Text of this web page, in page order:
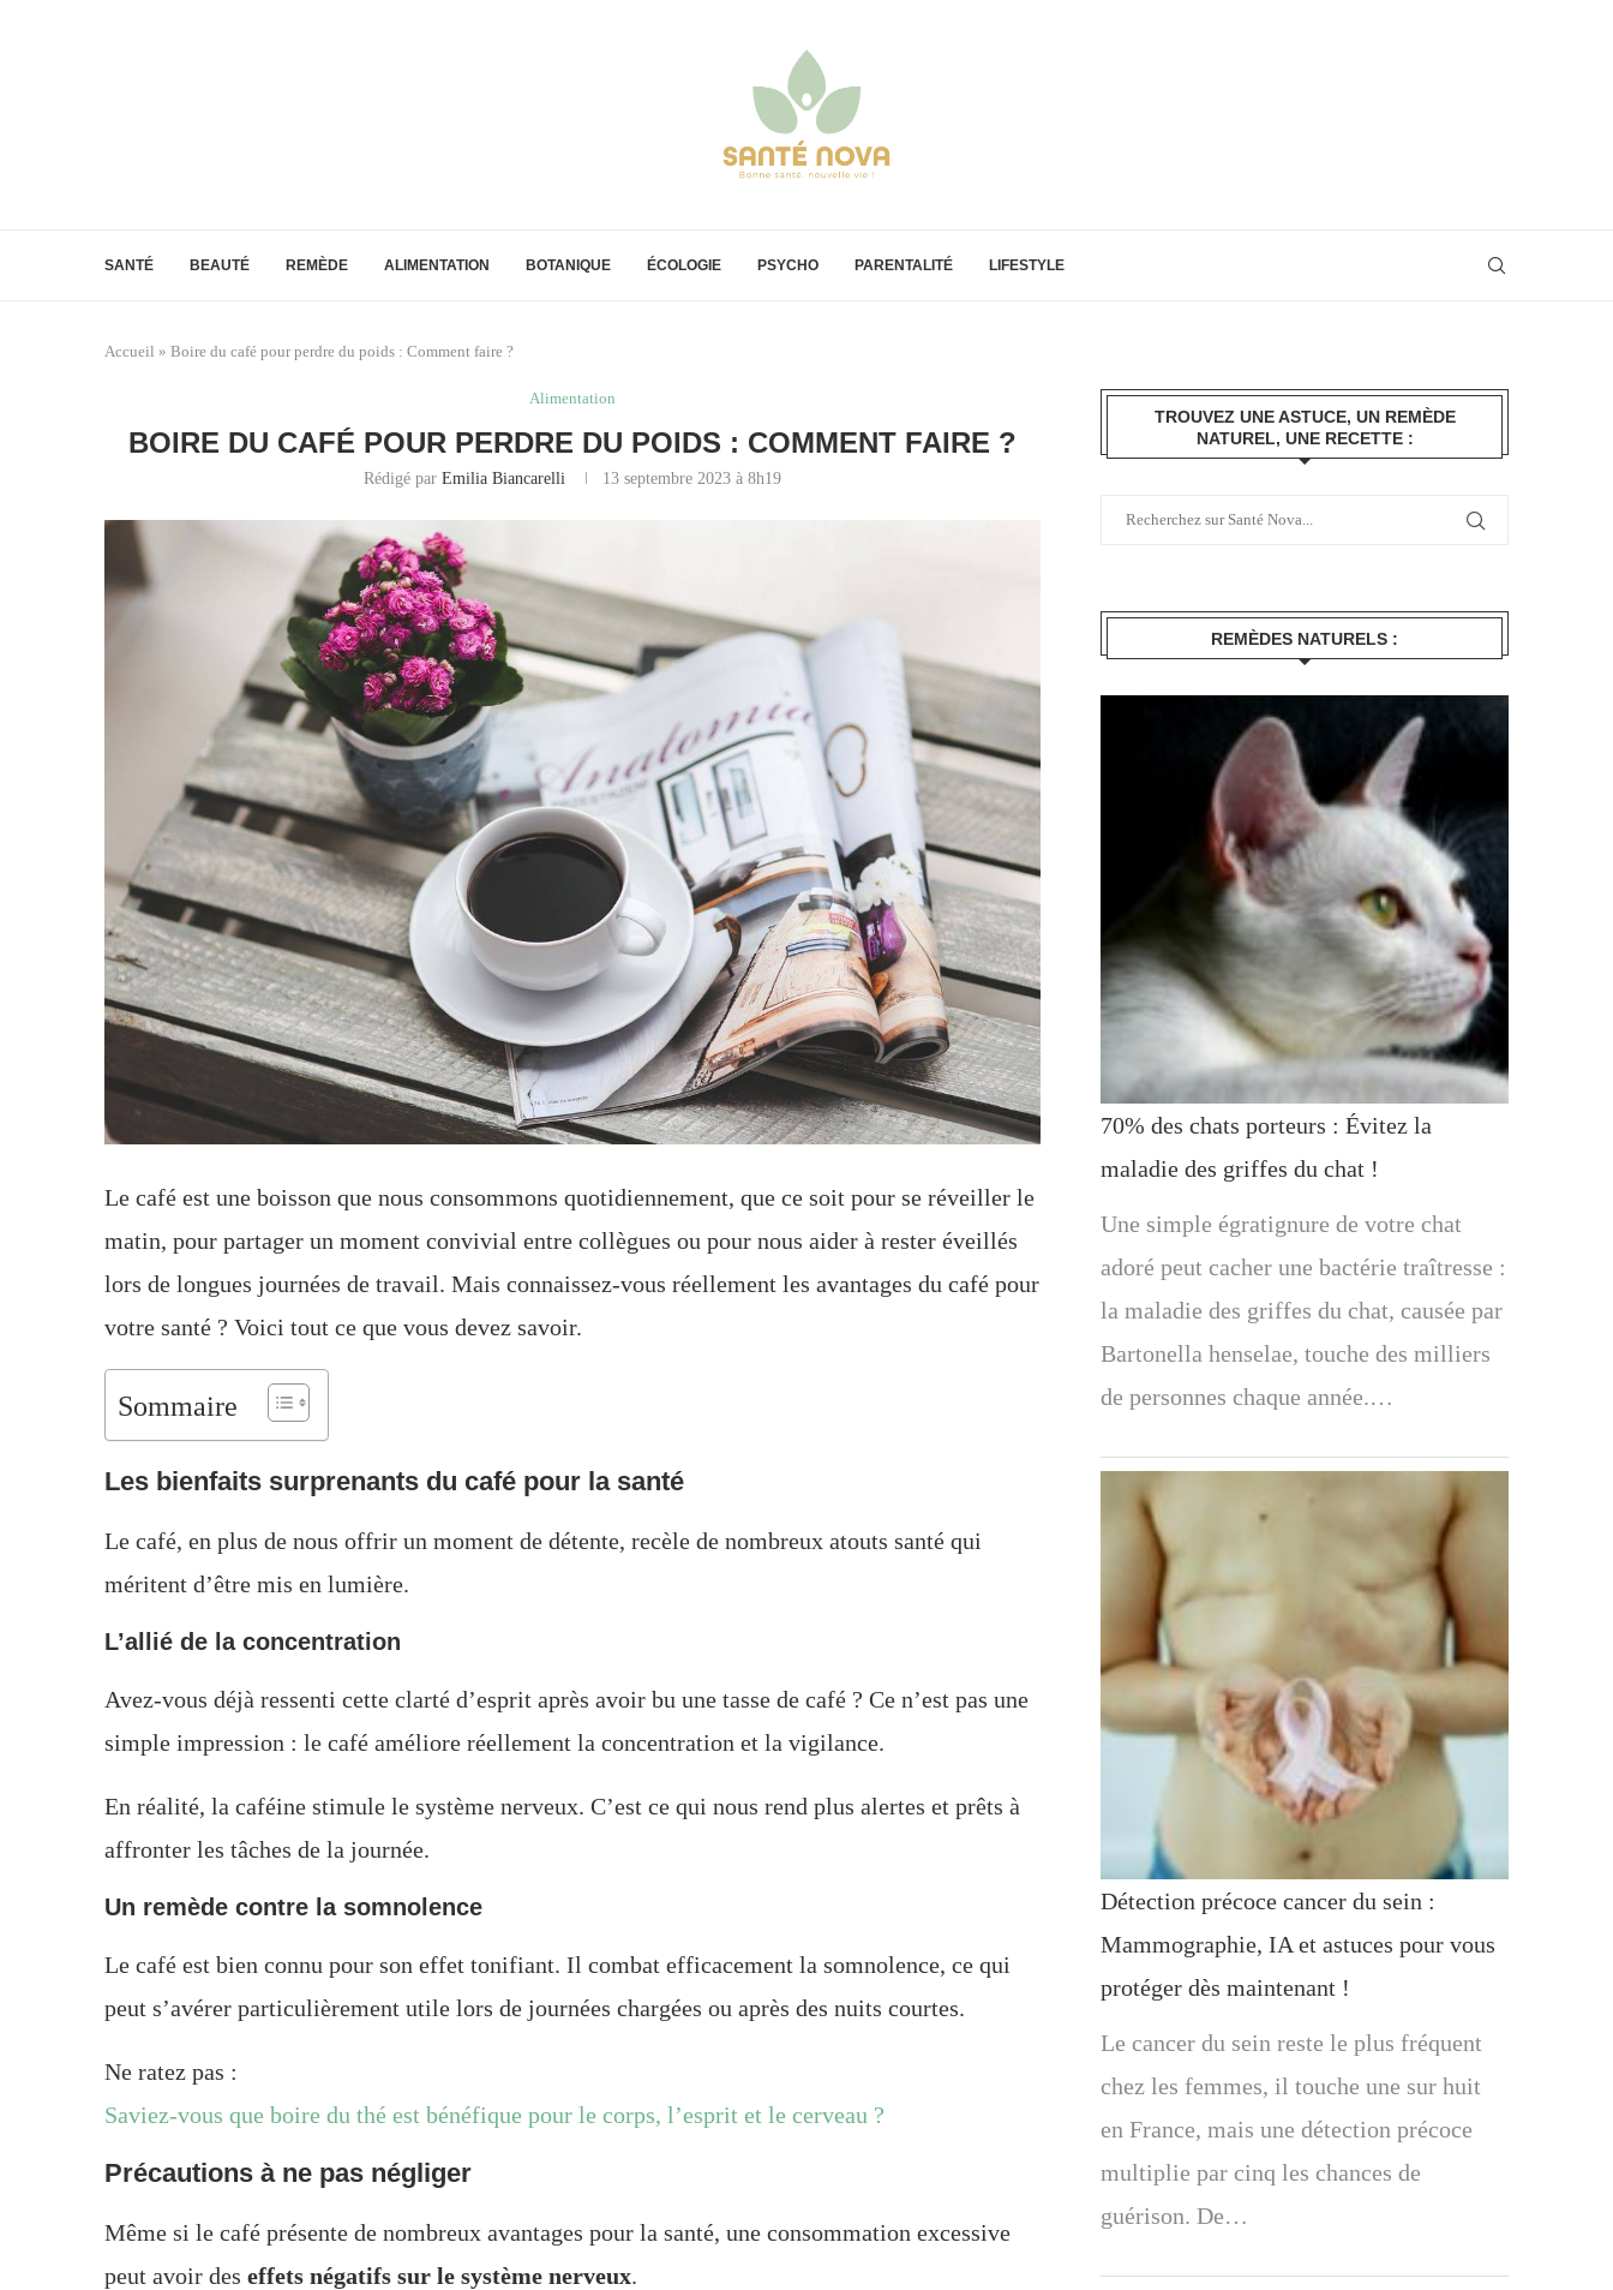
SANTÉ BEAUTÉ REMÈDE ALIMENTATION BOTANIQUE ÉCOLOGIE PSYCHO PARENTALITÉ LIFESTYLE
Accueil » Boire du café pour perdre du poids : Comment faire ?
Alimentation
BOIRE DU CAFÉ POUR PERDRE DU POIDS : COMMENT FAIRE ?
Rédigé par Emilia Biancarelli 13 septembre 2023 à 8h19
Le café est une boisson que nous consommons quotidiennement, que ce soit pour se réveiller le
matin, pour partager un moment convivial entre collègues ou pour nous aider à rester éveillés
lors de longues journées de travail. Mais connaissez-vous réellement les avantages du café pour
votre santé ? Voici tout ce que vous devez savoir.
Sommaire
Les bienfaits surprenants du café pour la santé
Le café, en plus de nous offrir un moment de détente, recèle de nombreux atouts santé qui
méritent d’être mis en lumière.
L’allié de la concentration
Avez-vous déjà ressenti cette clarté d’esprit après avoir bu une tasse de café ? Ce n’est pas une
simple impression : le café améliore réellement la concentration et la vigilance.
En réalité, la caféine stimule le système nerveux. C’est ce qui nous rend plus alertes et prêts à
affronter les tâches de la journée.
Un remède contre la somnolence
Le café est bien connu pour son effet tonifiant. Il combat efficacement la somnolence, ce qui
peut s’avérer particulièrement utile lors de journées chargées ou après des nuits courtes.
Ne ratez pas :
Saviez-vous que boire du thé est bénéfique pour le corps, l’esprit et le cerveau ?
Précautions à ne pas négliger
Même si le café présente de nombreux avantages pour la santé, une consommation excessive
peut avoir des effets négatifs sur le système nerveux.
TROUVEZ UNE ASTUCE, UN REMÈDE
NATUREL, UNE RECETTE :
REMÈDES NATURELS :
70% des chats porteurs : Évitez la
maladie des griffes du chat !
Une simple égratignure de votre chat
adoré peut cacher une bactérie traîtresse :
la maladie des griffes du chat, causée par
Bartonella henselae, touche des milliers
de personnes chaque année.…
Détection précoce cancer du sein :
Mammographie, IA et astuces pour vous
protéger dès maintenant !
Le cancer du sein reste le plus fréquent
chez les femmes, il touche une sur huit
en France, mais une détection précoce
multiplie par cinq les chances de
guérison. De…